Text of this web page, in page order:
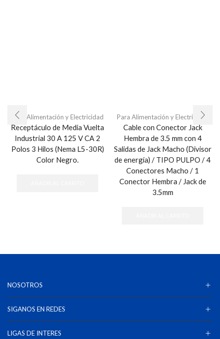
Para Alimentación y Electricidad
Receptáculo de Media Vuelta
Industrial 30 A 125 V CA 2
Polos 3 Hilos (Nema L5-30R)
Color Negro.
Para Alimentación y Electricidad
Cable con Conector Jack
Hembra de 3.5 mm con 4
Salidas de Jack Macho (Divisor
de energía) / TIPO PULPO / 4
Conectores Macho / 1
Conector Hembra / Jack de
3.5mm
NOSOTROS
SIGANOS EN REDES
LIGAS DE INTERES